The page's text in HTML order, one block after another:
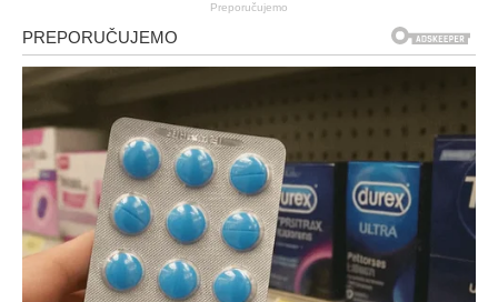
Preporučujemo